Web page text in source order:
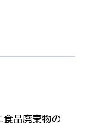
品廃棄物の